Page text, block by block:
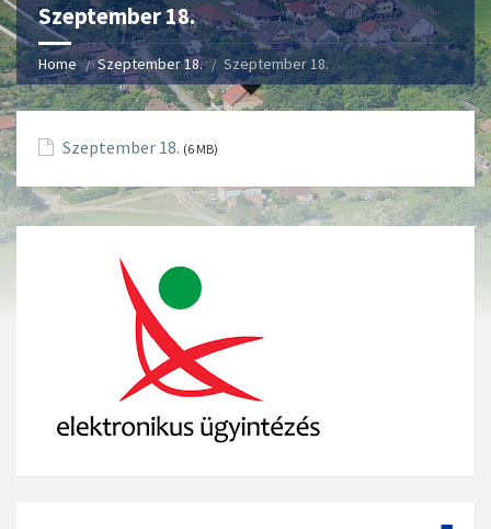
Szeptember 18.
Home Szeptember 18. Szeptember 18.
Szeptember 18. (6 MB)